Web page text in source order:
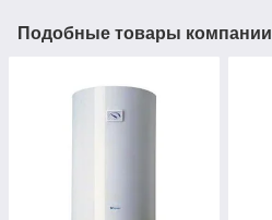
Подобные товары компании